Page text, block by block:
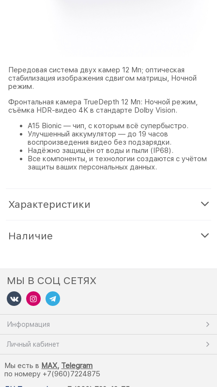
Передовая система двух камер 12 Мп; оптическая
стабилизация изображения сдвигом матрицы, Ночной
режим.
Фронтальная камера TrueDepth 12 Мп: Ночной режим,
съёмка HDR-видео 4K в стандарте Dolby Vision.
A15 Bionic — чип, с которым всё супербыстро.
Улучшенный аккумулятор — до 19 часов
воспроизведения видео без подзарядки.
Надёжно защищён от воды и пыли (IP68).
Все компоненты, и технологии создаются с учётом
защиты ваших персональных данных.
Характеристики
Наличие
МЫ В СОЦ СЕТЯХ
Информация
Личный кабинет
Мы есть в MAX, Telegram
по номеру +7(960)7224875